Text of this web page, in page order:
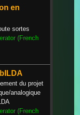
en
sortes
(French
du projet
analogique
(French